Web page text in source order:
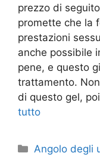
prezzo di
promette che la
prestazioni
anche possibile
pene, e questo
trattamento.
di questo gel,
tutto
Categorie
Angolo degli